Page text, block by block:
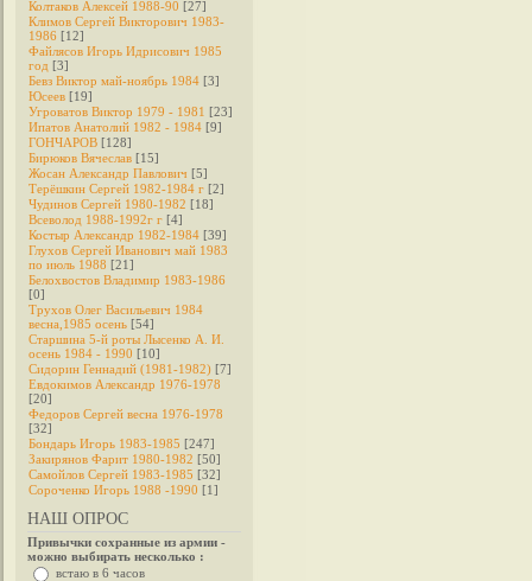
Колтаков Алексей 1988-90 [27]
Климов Сергей Викторович 1983-
1986 [12]
Файлясов Игорь Идрисович 1985
год [3]
Бевз Виктор май-ноябрь 1984 [3]
Юсеев [19]
Угроватов Виктор 1979 - 1981 [23]
Ипатов Анатолий 1982 - 1984 [9]
ГОНЧАРОВ [128]
Бирюков Вячеслав [15]
Жосан Александр Павлович [5]
Терёшкин Сергей 1982-1984 г [2]
Чудинов Сергей 1980-1982 [18]
Всеволод 1988-1992г г [4]
Костыр Александр 1982-1984 [39]
Глухов Сергей Иванович май 1983
по июль 1988 [21]
Белохвостов Владимир 1983-1986
[0]
Трухов Олег Васильевич 1984
весна,1985 осень [54]
Старшина 5-й роты Лысенко А. И.
осень 1984 - 1990 [10]
Сидорин Геннадий (1981-1982) [7]
Евдокимов Александр 1976-1978
[20]
Федоров Cергей весна 1976-1978
[32]
Бондарь Игорь 1983-1985 [247]
Закирянов Фарит 1980-1982 [50]
Самойлов Сергей 1983-1985 [32]
Сороченко Игорь 1988 -1990 [1]
НАШ ОПРОС
Привычки сохранные из армии -
можно выбирать несколько :
встаю в 6 часов